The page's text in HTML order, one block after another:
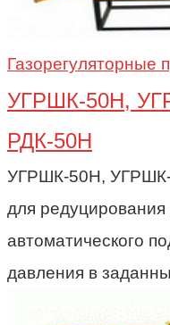
Газорегуляторные
УГРШК-50Н,
РДК-50Н
УГРШК-50Н,
для редуцирования
автоматического
давления в